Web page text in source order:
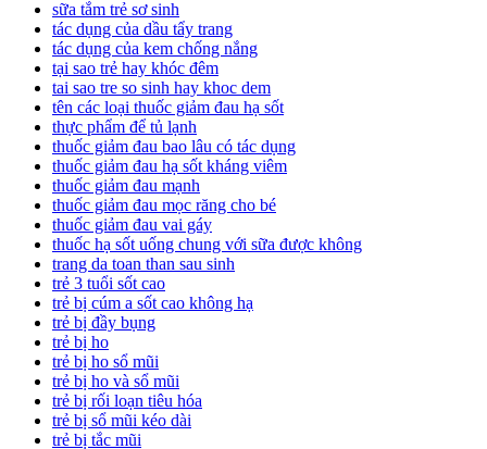
sữa tắm trẻ sơ sinh
tác dụng của dầu tẩy trang
tác dụng của kem chống nắng
tại sao trẻ hay khóc đêm
tai sao tre so sinh hay khoc dem
tên các loại thuốc giảm đau hạ sốt
thực phẩm để tủ lạnh
thuốc giảm đau bao lâu có tác dụng
thuốc giảm đau hạ sốt kháng viêm
thuốc giảm đau mạnh
thuốc giảm đau mọc răng cho bé
thuốc giảm đau vai gáy
thuốc hạ sốt uống chung với sữa được không
trang da toan than sau sinh
trẻ 3 tuổi sốt cao
trẻ bị cúm a sốt cao không hạ
trẻ bị đầy bụng
trẻ bị ho
trẻ bị ho sổ mũi
trẻ bị ho và sổ mũi
trẻ bị rối loạn tiêu hóa
trẻ bị sổ mũi kéo dài
trẻ bị tắc mũi